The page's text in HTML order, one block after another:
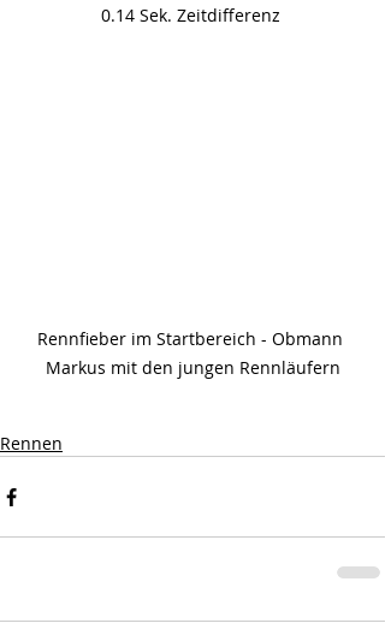
0.14 Sek. Zeitdifferenz
Rennfieber im Startbereich - Obmann
Markus mit den jungen Rennläufern
Rennen